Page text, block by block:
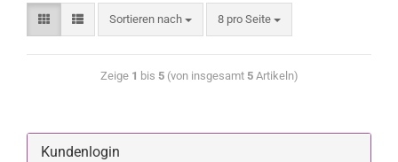
Sortieren nach 8 pro Seite
Zeige 1 bis 5(von insgesamt 5Artikeln)
Kundenlogin